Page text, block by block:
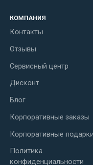
КОМПАНИЯ
Контакты
Отзывы
Сервисный центр
Дисконт
Блог
Корпоративные заказы
Корпоративные подарки
Политика
конфиденциальности